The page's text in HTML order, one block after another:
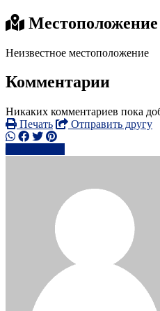
Местоположение
Неизвестное местоположение
Комментарии
Никаких комментариев пока
Печать
Отправить другу